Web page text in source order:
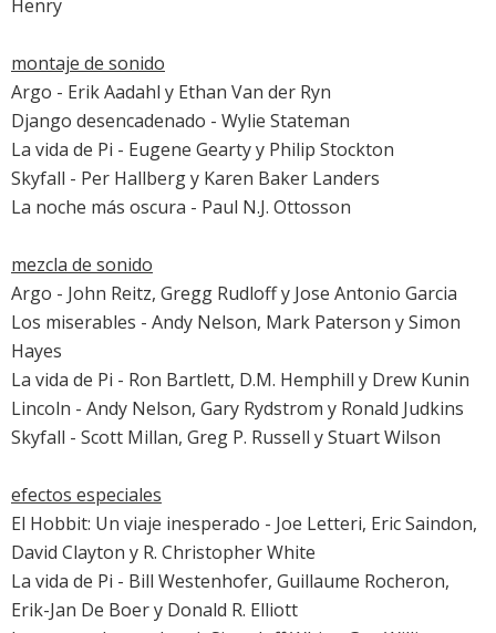
Henry
montaje de sonido
Argo - Erik Aadahl y Ethan Van der Ryn
Django desencadenado - Wylie Stateman
La vida de Pi - Eugene Gearty y Philip Stockton
Skyfall - Per Hallberg y Karen Baker Landers
La noche más oscura - Paul N.J. Ottosson
mezcla de sonido
Argo - John Reitz, Gregg Rudloff y Jose Antonio Garcia
Los miserables - Andy Nelson, Mark Paterson y Simon
Hayes
La vida de Pi - Ron Bartlett, D.M. Hemphill y Drew Kunin
Lincoln - Andy Nelson, Gary Rydstrom y Ronald Judkins
Skyfall - Scott Millan, Greg P. Russell y Stuart Wilson
efectos especiales
El Hobbit: Un viaje inesperado - Joe Letteri, Eric Saindon,
David Clayton y R. Christopher White
La vida de Pi - Bill Westenhofer, Guillaume Rocheron,
Erik-Jan De Boer y Donald R. Elliott